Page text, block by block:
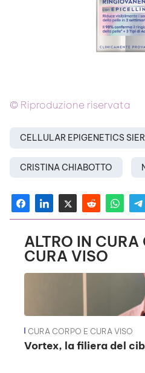
© Riproduzione riservata
CELLULAR EPIGENETICS
CRISTINA CHIABOTTO
ALTRO IN CURA
CURA VISO
CURA CORPO E CURA VISO
Vortex, la filiera del